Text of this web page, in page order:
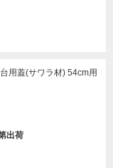
用蓋(サワラ材) 54cm用
出荷